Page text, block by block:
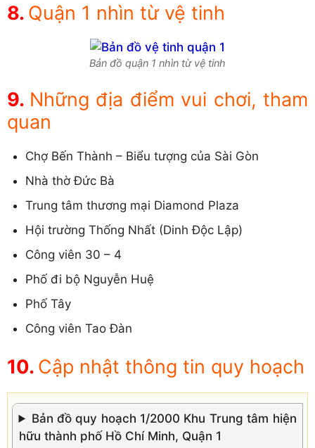
Quận 1 nhìn từ vệ tinh
Bản đồ quận 1 nhìn từ vệ tinh
Những địa điểm vui chơi, tham
quan
Chợ Bến Thành – Biểu tượng của Sài Gòn
Nhà thờ Đức Bà
Trung tâm thương mại Diamond Plaza
Hội trường Thống Nhất (Dinh Độc Lập)
Công viên 30 – 4
Phố đi bộ Nguyễn Huệ
Phố Tây
Công viên Tao Đàn
Cập nhật thông tin quy hoạch
Bản đồ quy hoạch 1/2000 Khu Trung tâm hiện
hữu thành phố Hồ Chí Minh, Quận 1